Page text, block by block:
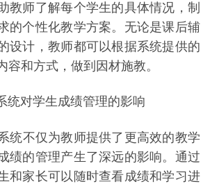
教师了解每个学生的具体情况，制
的个性化教学方案。无论是课后辅
设计，教师都可以根据系统提供的
容和方式，做到因材施教。
对学生成绩管理的影响
不仅为教师提供了更高效的教学
绩的管理产生了深远的影响。通过
和家长可以随时查看成绩和学习进